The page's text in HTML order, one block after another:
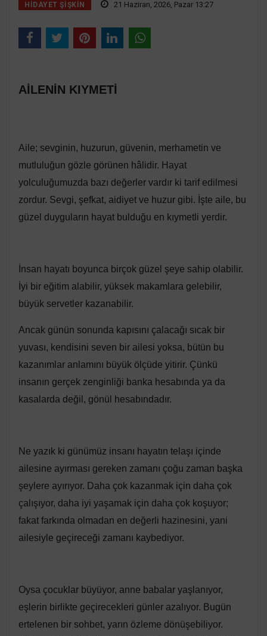
HIDAYET ŞIŞKIN 21 Haziran, 2026, Pazar 13:27
AİLENİN KIYMETİ
Aile; sevginin, huzurun, güvenin, merhametin ve
mutluluğun gözle görünen hâlidir. Hayat
yolculuğumuzda bazı değerler vardır ki tarif edilmesi
zordur. Sevgi, şefkat, aidiyet ve huzur gibi. İşte aile, bu
güzel duyguların hayat bulduğu en kıymetli yerdir.
İnsan hayatı boyunca birçok güzel şeye sahip olabilir.
İyi bir eğitim alabilir, yüksek makamlara gelebilir,
büyük servetler kazanabilir.
Ancak günün sonunda kapısını çalacağı sıcak bir
yuvası, kendisini seven bir ailesi yoksa, bütün bu
kazanımlar anlamını büyük ölçüde yitirir. Çünkü
insanın gerçek zenginliği banka hesabında ya da
kasalarda değil, gönül hesabındadır.
Ne yazık ki günümüz insanı hayatın telaşı içinde
ailesine ayırması gereken zamanı çoğu zaman başka
şeylere ayırıyor. Daha çok kazanmak için daha çok
çalışıyor, daha iyi yaşamak için daha çok koşuyor;
fakat farkında olmadan en değerli hazinesini, yani
ailesiyle geçireceği zamanı kaybediyor.
Oysa çocuklar büyüyor, anne babalar yaşlanıyor,
eşlerin birlikte geçirecekleri günler azalıyor. Bugün
ertelenen bir sohbet, yarın özleme dönüşebiliyor.